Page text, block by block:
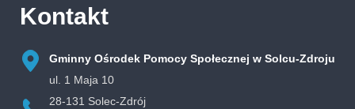
Kontakt
Gminny Ośrodek Pomocy Społecznej w Solcu-Zdroju
ul. 1 Maja 10
28-131 Solec-Zdrój